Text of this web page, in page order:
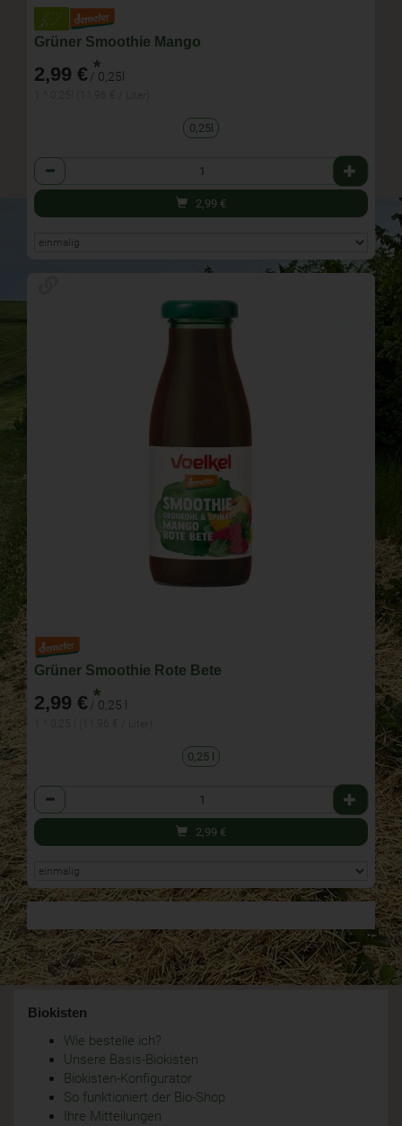
Grüner Smoothie Mango
2,99 € *
/ 0,25l
0,25l
Anzahl
2,99 €
Grüner Smoothie Rote Bete
2,99 € *
/ 0,25 l
0,25 l
Anzahl
2,99 €
Biokisten
Wie bestelle ich?
Unsere Basis-Biokisten
Biokisten-Konfigurator
So funktioniert der Bio-Shop
Ihre Mitteilungen